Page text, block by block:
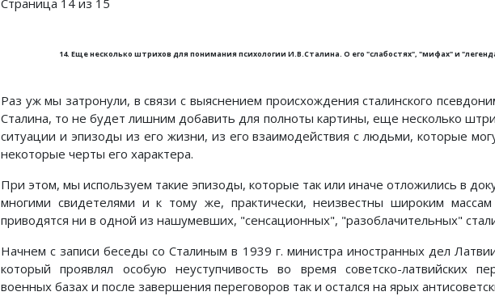
Страница 14 из 15
14. Еще несколько штрихов для понимания психологии И.В.Сталина. О его "слабостях", "мифах" и
Раз уж мы затронули, в связи с выяснением происхождения сталинского
Сталина, то не будет лишним добавить для полноты картины, еще несколько
ситуации и эпизоды из его жизни, из его взаимодействия с людьми, которые
некоторые черты его характера.
При этом, мы используем такие эпизоды, которые так или иначе отложились в
многими свидетелями и к тому же, практически, неизвестны широким
приводятся ни в одной из нашумевших, "сенсационных", "разоблачительных"
Начнем с записи беседы со Сталиным в 1939 г. министра иностранных дел
который проявлял особую неуступчивость во время советско-латвийских
военных базах и после завершения переговоров так и остался на ярых